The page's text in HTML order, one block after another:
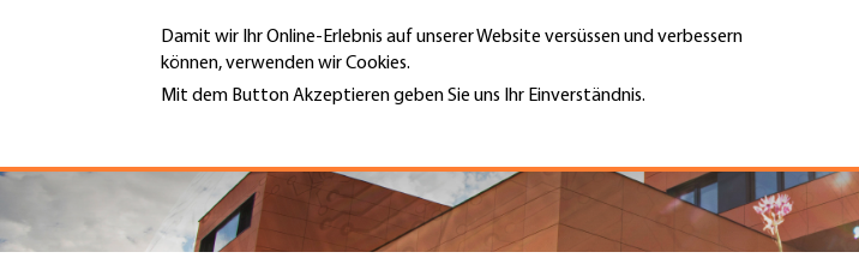
Damit wir Ihr Online-Erlebnis auf unserer Website versüssen und verbessern
können, verwenden wir Cookies.
Mit dem Button Akzeptieren geben Sie uns Ihr Einverständnis.
Hauptnavigation
PORTRÄT
DIENSTLEISTUNGEN
MENÜ
Top
Menu